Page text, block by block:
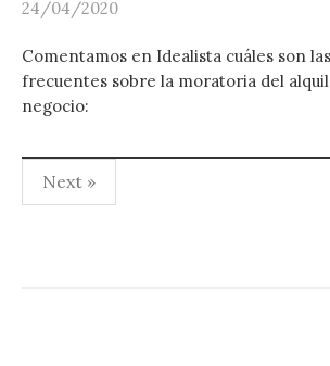
24/04/2020
Comentamos en Idealista cuáles son
frecuentes sobre la moratoria del
negocio:
Paginación
de
Next »